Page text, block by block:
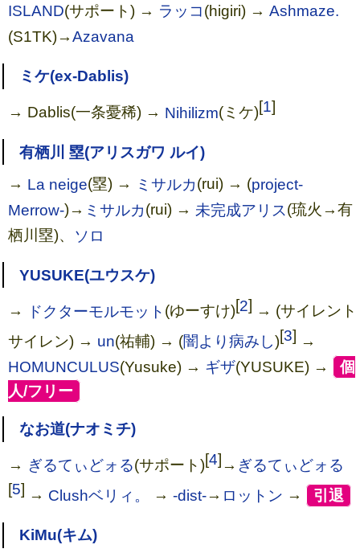
ISLAND(サポート) → ラッコ(higiri) →Ashmaze.
(S1TK)→Azavana
ミケ(ex-Dablis)
→ Dablis(一条憂稀) → Nihilizm(ミケ)[1]
有栖川 塁(アリスガワ ルイ)
→ La neige(塁) → ミサルカ(rui) → (project-
Merrow-)→ ミサルカ(rui) → 未完成アリス(琉火→有
栖川塁)、 ソロ
YUSUKE(ユウスケ)
→ ドクターモルモット (ゆーすけ)[2] → (サイレント
サイレン) → un(祐輔) → (闇より病みし)[3] →
HOMUNCULUS(Yusuke) → ギザ(YUSUKE) → [個
人/フリー
なお道(ナオミチ)
→ ぎるてぃどォる(サポート)[4] → ぎるてぃどォる
[5] → Clushベリィ。 →-dist-→ ロットン → 引退
KiMu(キム)
EGIDDO- [DVD]